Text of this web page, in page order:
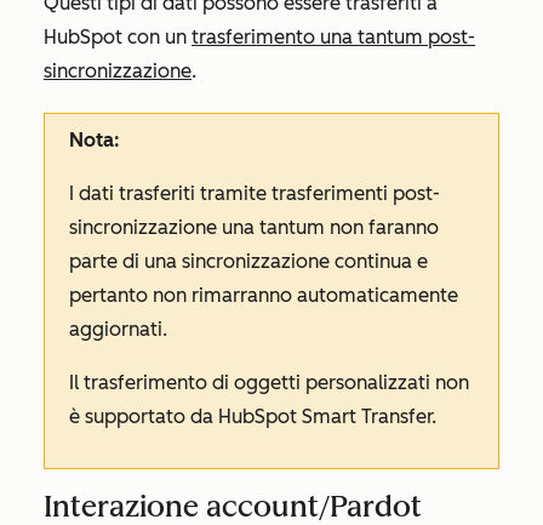
HubSpot con un trasferimento una tantum post-
sincronizzazione.
Nota:
I dati trasferiti tramite trasferimenti post-
sincronizzazione una tantum non faranno
parte di una sincronizzazione continua e
pertanto non rimarranno automaticamente
aggiornati.
Il trasferimento di oggetti personalizzati non
è supportato da HubSpot Smart Transfer.
Interazione account/Pardot